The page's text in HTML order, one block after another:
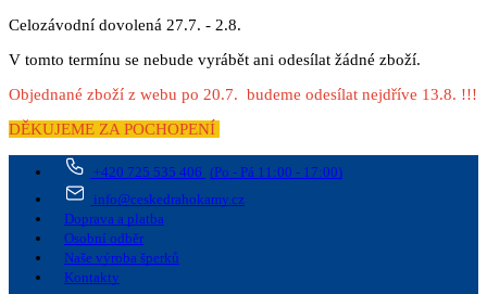
Celozávodní dovolená 27.7. - 2.8.
V tomto termínu se nebude vyrábět ani odesílat žádné zboží.
Objednané zboží z webu po 20.7. budeme odesílat nejdříve 13.8. !!!
DĚKUJEME ZA POCHOPENÍ
+420 725 535 406 (Po - Pá 11:00 - 17:00)
info@ceskedrahokamy.cz
Doprava a platba
Osobní odběr
Naše výroba šperků
Kontakty